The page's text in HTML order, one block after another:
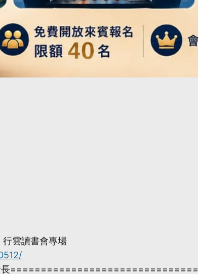
雲讀書會專場
長===============================